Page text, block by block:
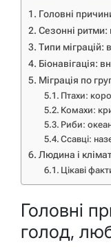
Головні
Сезонні ритми:
Типи міграцій:
Біонавігація:
Міграція по
Птахи:
Комахи:
Риби:
Ссавці:
Людина і
Цікаві
Головні
голод,